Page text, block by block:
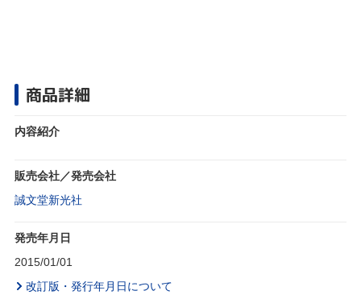
商品詳細
内容紹介
販売会社／発売会社
誠文堂新光社
発売年月日
2015/01/01
改訂版・発行年月日について